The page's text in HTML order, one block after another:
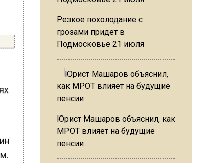
Резкое похолодание с
грозами придет в
Подмосковье 21 июля
Юрист Машаров объяснил, как
МРОТ влияет на будущие
пенсии